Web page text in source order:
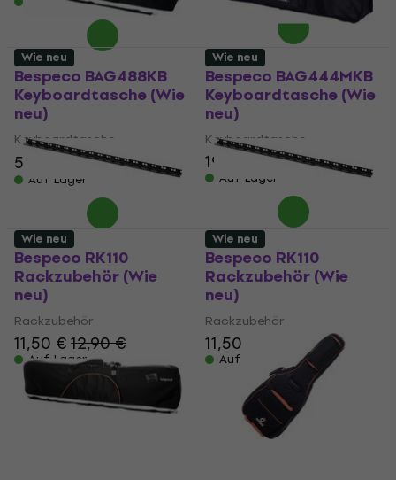
Bespeco BAG488KB
Keyboardtasche (Wie
neu)
Keyboardtasche
51 € 60,30 €
- 15 %
Auf Lager
Bespeco BAG444MKB
Keyboardtasche (Wie
neu)
Keyboardtasche
19,50 €20,20 €
Auf Lager
Wie neu
Bespeco RK110
Rackzubehör (Wie
neu)
Rackzubehör
11,50 €12,90 €
Auf Lager
Wie neu
Bespeco RK110
Rackzubehör (Wie
neu)
Rackzubehör
11,50 € 12,90 €
Auf Lager
Wie neu Wie neu